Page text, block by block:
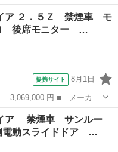
アハイブリッド ■ グレ
ルーフ 純正１４型ナビ
ア ２．５Ｚ 禁煙車 モ
後席モニター …
提携サイト 8月1日
ア ■ グレード名： ２．
モニター 純正１０イン
イア 禁煙車 サンルー
動スライドドア …